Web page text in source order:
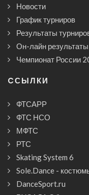
Новости
График турниров
Результаты
Он-лайн результаты
Чемпионат России
CСЫЛКИ
ФТСАРР
ФТС НСО
МФТС
РТС
Skating System 6
Sole.Dance -
DanceSport.ru